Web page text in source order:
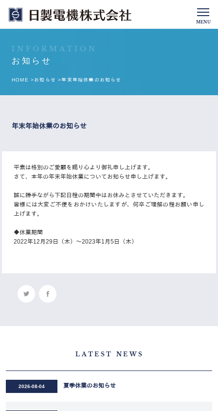
MENU
INFORMATION
お知らせ
HOME >お知らせ >年末年始休業のお知らせ
年末年始休業のお知らせ
平素は格別のご愛顧を賜り心より御礼申し上げます。
さて、本年の年末年始休業についてお知らせ申し上げます。
誠に勝手ながら下記日程の期間中はお休みとさせていただきます。
皆様には大変ご不便をおかけいたしますが、何卒ご理解の程お願い申し
上げます。
◆休業期間
2022年12月29日（木）～2023年1月5日（木）
LATEST NEWS
2026-08-04 夏季休業のお知らせ